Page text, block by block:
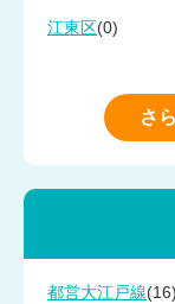
江東区 (0)
さ
都営大江戸線(16)